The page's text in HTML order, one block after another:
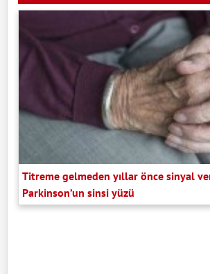
Titreme gelmeden yıllar önce sinyal
Parkinson’un sinsi yüzü